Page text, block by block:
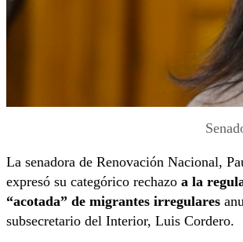
La senadora de Renovación Nacional,
expresó su categórico rechazo a la
“acotada” de migrantes irregulares
subsecretario del Interior, Luis Cordero.